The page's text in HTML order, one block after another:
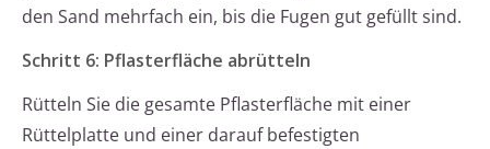
den Sand mehrfach ein, bis die Fugen gut gefüllt sind.
Schritt 6: Pflasterfläche abrütteln
Rütteln Sie die gesamte Pflasterfläche mit einer
Rüttelplatte und einer darauf befestigten